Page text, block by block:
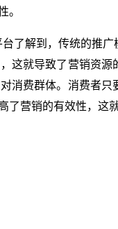
。
台了解到，传统的推广
这就导致了营销资源
消费群体。消费者只
了营销的有效性，这